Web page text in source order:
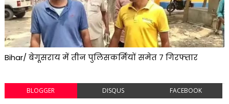
Bihar/ बेगूसराय में तीन पुलिसकर्मियों समेत 7 गिरफ्तार
BLOGGER DISQUS FACEBOOK